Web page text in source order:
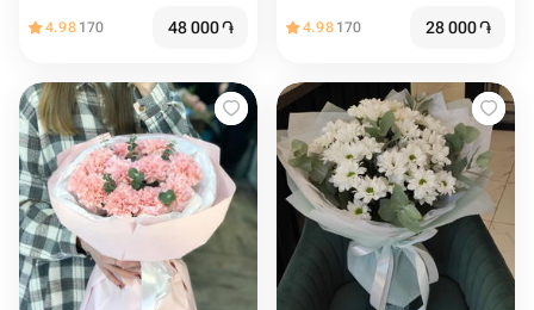
4.98 170 48 000֏ 4.98 170 28 000֏